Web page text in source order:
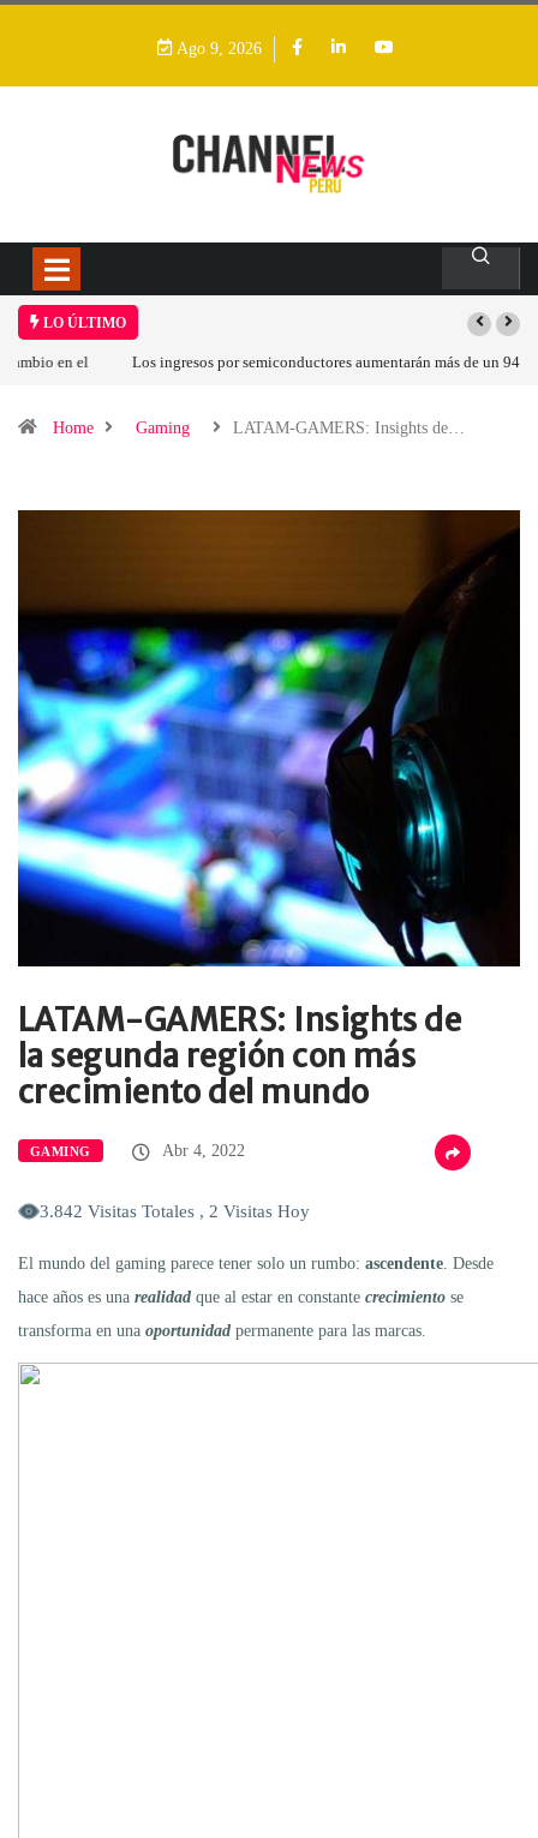
Ago 9, 2026
LO ÚLTIMO
Los ingresos por semiconductores aumentarán más de un 94 % en 2026
Home Gaming LATAM-GAMERS: Insights de…
LATAM-GAMERS: Insights de
la segunda región con más
crecimiento del mundo
GAMING Abr 4, 2022
3.842 Visitas Totales , 2 Visitas Hoy
El mundo del gaming parece tener solo un rumbo: ascendente . Desde
hace años es una realidad que al estar en constante crecimiento se
transforma en una oportunidad permanente para las marcas.